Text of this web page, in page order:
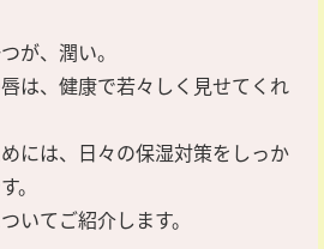
が、潤い。
は、健康で若々しく見せてくれ
には、日々の保湿対策をしっか
。
いてご紹介します。